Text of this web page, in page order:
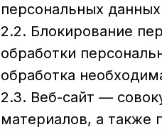
персональных
2.2. Блокирование
обработки
обработка
2.3. Веб-сайт —
материалов, а